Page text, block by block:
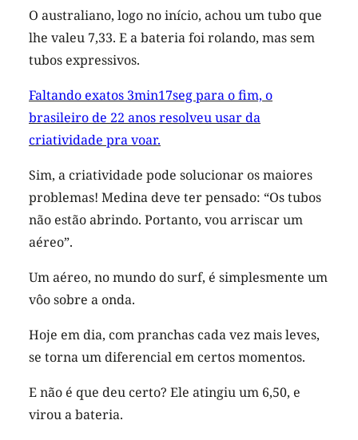
O australiano, logo no início, achou um tubo que
lhe valeu 7,33. E a bateria foi rolando, mas sem
tubos expressivos.
Faltando exatos 3min17seg para o fim, o
brasileiro de 22 anos resolveu usar da
criatividade pra voar.
Sim, a criatividade pode solucionar os maiores
problemas! Medina deve ter pensado: “Os tubos
não estão abrindo. Portanto, vou arriscar um
aéreo”.
Um aéreo, no mundo do surf, é simplesmente um
vôo sobre a onda.
Hoje em dia, com pranchas cada vez mais leves,
se torna um diferencial em certos momentos.
E não é que deu certo? Ele atingiu um 6,50, e
virou a bateria.